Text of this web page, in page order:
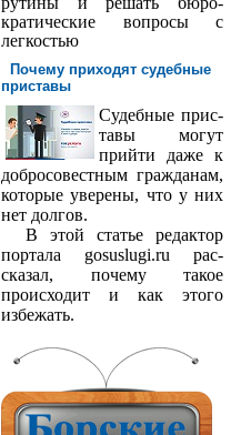
кратические вопросы с
легкостью
Почему приходят судебные
приставы
Судебные прис­
тавы могут
прийти даже к
добросовестным гражданам,
которые уверены, что у них
нет долгов.
В этой статье редактор
портала gosuslugi.ru рас­
сказал, почему такое
происходит и как этого
избежать.